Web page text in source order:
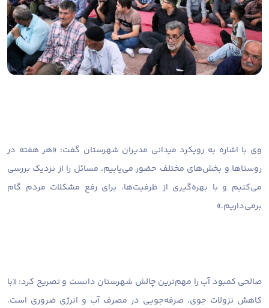
وی با اشاره به رویکرد میدانی مدیران شهرستان گفت: «هر هفته در
روستاها و بخش‌های مختلف حضور می‌یابیم، مسائل را از نزدیک بررسی
می‌کنیم و با بهره‌گیری از ظرفیت‌ها، برای رفع مشکلات مردم گام
برمی‌داریم.»
صالحی کمبود آب را مهم‌ترین چالش شهرستان دانست و تصریح کرد: «با
کاهش نزولات جوی، صرفه‌جویی در مصرف آب و انرژی ضروری است.